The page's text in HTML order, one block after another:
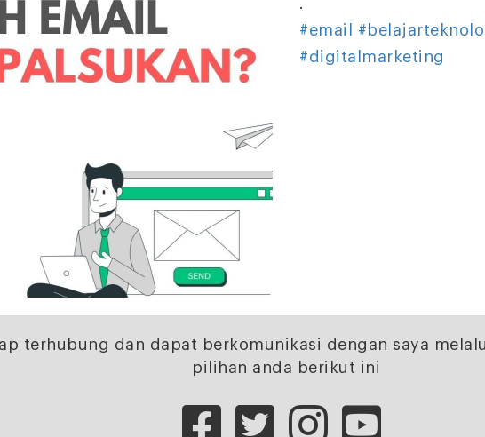
.
#email
#digitalmarketing
terhubung dan dapat berkomunikasi dengan saya
pilihan anda berikut ini